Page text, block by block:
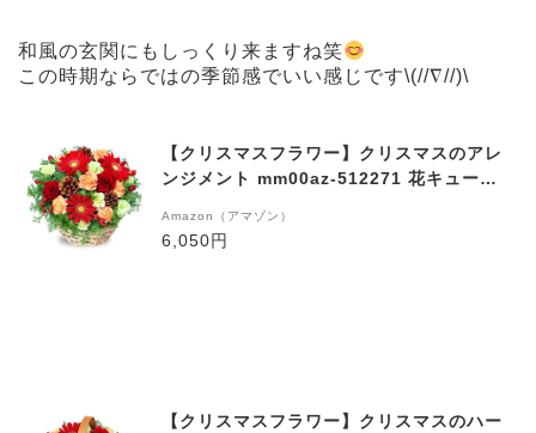
和風の玄関にもしっくり来ますね笑
この時期ならではの季節感でいい感じです\(//∇//)\
【クリスマスフラワー】クリスマスのアレ
ンジメント mm00az-512271 花キューピ
謝 記念日 Xmas
Amazon（アマゾン）
6,050円
【クリスマスフラワー】クリスマスのハー